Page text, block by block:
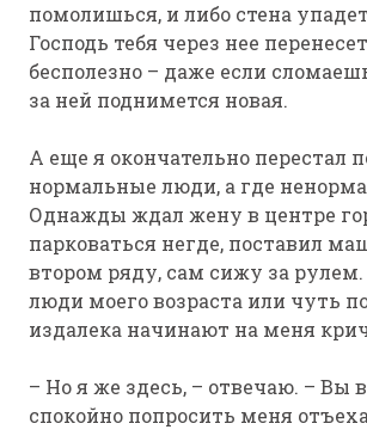
помолишься, и либо стена
Господь тебя через нее
бесполезно – даже если
за ней поднимется новая.
А еще я окончательно перестал
нормальные люди, а где
Однажды ждал жену в центре
парковаться негде, поставил
втором ряду, сам сижу за
люди моего возраста или чуть
издалека начинают на меня
– Но я же здесь, – отвечаю. – Вы
спокойно попросить меня